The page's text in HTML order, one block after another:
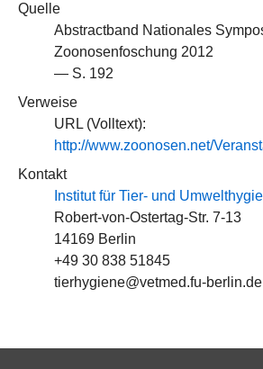
Quelle
Abstractband Nationales
Zoonosenfoschung 2012
— S. 192
Verweise
URL (Volltext):
http://www.zoonosen.net/
Kontakt
Institut für Tier- und
Robert-von-Ostertag-Str. 7-13
14169 Berlin
+49 30 838 51845
tierhygiene@vetmed.fu-berlin.de